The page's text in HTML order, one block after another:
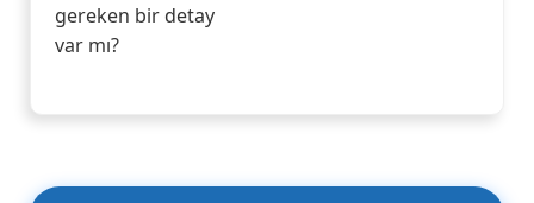
gereken bir detay
var mı?